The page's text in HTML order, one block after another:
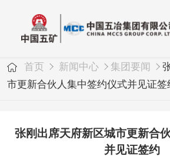
首页 新闻中心 集团要闻
市更新合伙人集中签约仪式并见证签
张刚出席天府新区城市更新合
并见证签约